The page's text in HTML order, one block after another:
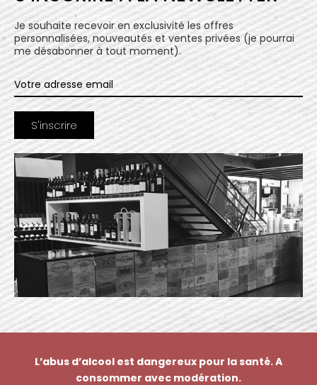
Je souhaite recevoir en exclusivité les offres
personnalisées, nouveautés et ventes privées (je pourrai
me désabonner à tout moment).
L’abus d’alcool est dangereux pour la santé. A
consommer avec modération.